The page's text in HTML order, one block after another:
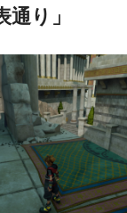
り」